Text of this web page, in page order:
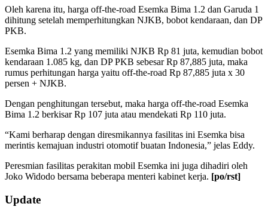
Oleh karena itu, harga off-the-road Esemka Bima 1.2 dan Garuda 1
dihitung setelah memperhitungkan NJKB, bobot kendaraan, dan DP
PKB.
Esemka Bima 1.2 yang memiliki NJKB Rp 81 juta, kemudian bobot
kendaraan 1.085 kg, dan DP PKB sebesar Rp 87,885 juta, maka
rumus perhitungan harga yaitu off-the-road Rp 87,885 juta x 30
persen + NJKB.
Dengan penghitungan tersebut, maka harga off-the-road Esemka
Bima 1.2 berkisar Rp 107 juta atau mendekati Rp 110 juta.
“Kami berharap dengan diresmikannya fasilitas ini Esemka bisa
merintis kemajuan industri otomotif buatan Indonesia,” jelas Eddy.
Peresmian fasilitas perakitan mobil Esemka ini juga dihadiri oleh
Joko Widodo bersama beberapa menteri kabinet kerja. [po/rst]
2019-
09-
Update